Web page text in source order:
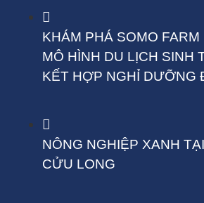
KHÁM PHÁ SOMO
MÔ HÌNH DU LỊCH SINH
KẾT HỢP NGHỈ DƯỠNG
NÔNG NGHIỆP XANH
CỬU LONG